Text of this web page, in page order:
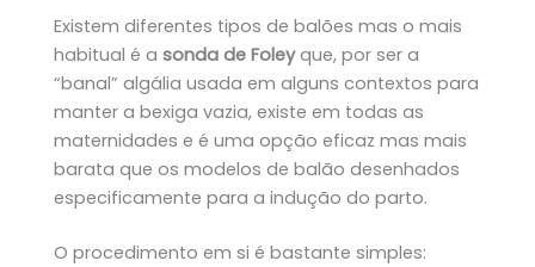
Existem diferentes tipos de balões mas o mais
habitual é a sonda de Foleyque, por ser a
“banal” algália usada em alguns contextos para
manter a bexiga vazia, existe em todas as
maternidades e é uma opção eficaz mas mais
barata que os modelos de balão desenhados
especificamente para a indução do parto.
O procedimento em si é bastante simples: